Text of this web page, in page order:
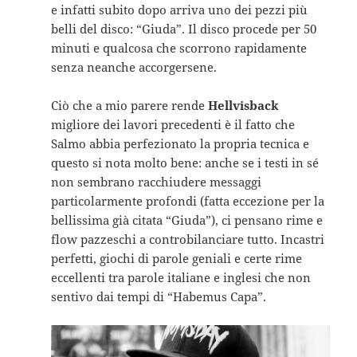
e infatti subito dopo arriva uno dei pezzi più
belli del disco: “Giuda”. Il disco procede per 50
minuti e qualcosa che scorrono rapidamente
senza neanche accorgersene.
Ciò che a mio parere rendeHellvisback
migliore dei lavori precedenti è il fatto che
Salmo abbia perfezionato la propria tecnica e
questo si nota molto bene: anche se i testi in sé
non sembrano racchiudere messaggi
particolarmente profondi (fatta eccezione per la
bellissima già citata “Giuda”), ci pensano rime e
flow pazzeschi a controbilanciare tutto. Incastri
perfetti, giochi di parole geniali e certe rime
eccellenti tra parole italiane e inglesi che non
sentivo dai tempi di “Habemus Capa”.